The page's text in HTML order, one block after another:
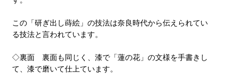
この「研ぎ出し蒔絵」の技法は奈良時代から伝えられてい
る技法と言われています。
◇裏面 裏面も同じく、漆で「蓮の花」の文様を手書きし
て、漆で磨いて仕上ています。